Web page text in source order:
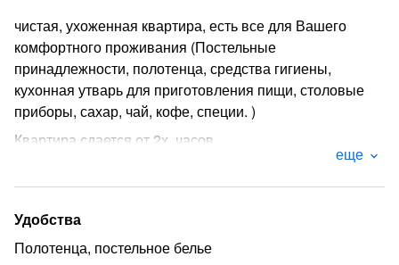
чистая, ухоженная квартира, есть все для Вашего
комфортного проживания (Постельные
принадлежности, полотенца, средства гигиены,
кухонная утварь для приготовления пищи, столовые
приборы, сахар, чай, кофе, специи. )
Квартира сдается от 2х. часов
Ночь с 21:00 до 09=1800
Сутки = 2300
еще
Удобства
Полотенца, постельное белье